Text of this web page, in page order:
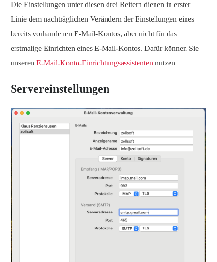
Die Einstellungen unter diesen drei Reitern dienen in erster
Linie dem nachträglichen Verändern der Einstellungen eines
bereits vorhandenen E-Mail-Kontos, aber nicht für das
erstmalige Einrichten eines E-Mail-Kontos. Dafür können Sie
unseren E-Mail-Konto-Einrichtungsassistenten nutzen.
Servereinstellungen